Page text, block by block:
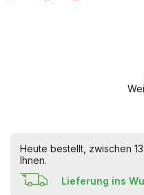
Heute bestellt, zwischen
Ihnen.
Lieferung ins